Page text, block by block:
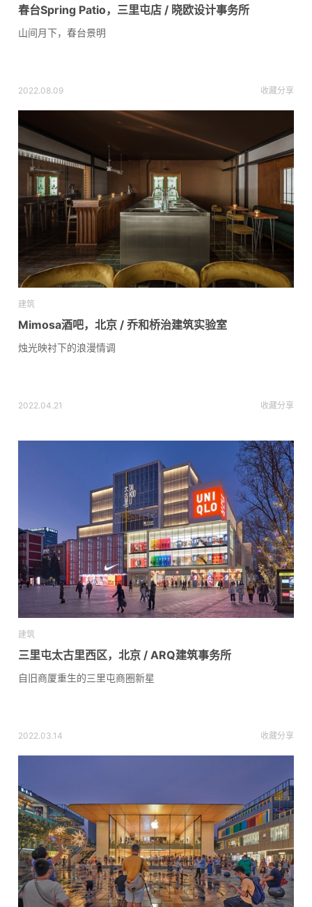
春台Spring Patio，三里屯店 / 晓欧设计事务所
山间月下，春台景明
2022.08.09 收藏分享
建筑
Mimosa酒吧，北京 / 乔和桥治建筑实验室
烛光映衬下的浪漫情调
2022.04.21 收藏分享
建筑
三里屯太古里西区，北京 / ARQ建筑事务所
自旧商厦重生的三里屯商圈新星
2022.03.14 收藏分享